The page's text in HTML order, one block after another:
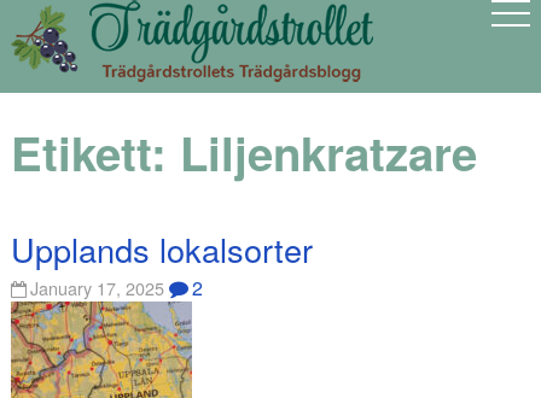
Etikett: Liljenkratzare
Upplands lokalsorter
January 17, 2025 2